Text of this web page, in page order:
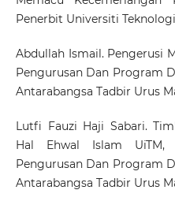
Penerbit Universiti
Abdullah Ismail. Pengerusi
Pengurusan Dan Program
Antarabangsa Tadbir Urus
Lutfi Fauzi Haji Sabari.
Hal Ehwal Islam UiTM,
Pengurusan Dan Program
Antarabangsa Tadbir Urus